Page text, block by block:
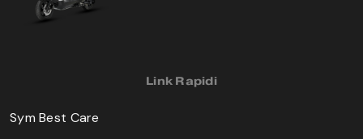
Link Rapidi
Sym Best Care